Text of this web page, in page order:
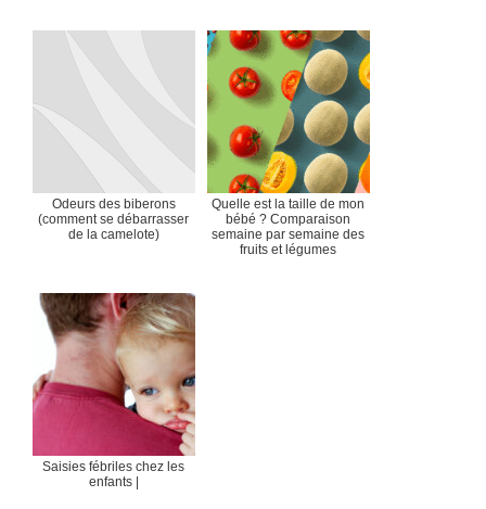
Odeurs des biberons
(comment se débarrasser
de la camelote)
Quelle est la taille de mon
bébé ? Comparaison
semaine par semaine des
fruits et légumes
Saisies fébriles chez les
enfants |